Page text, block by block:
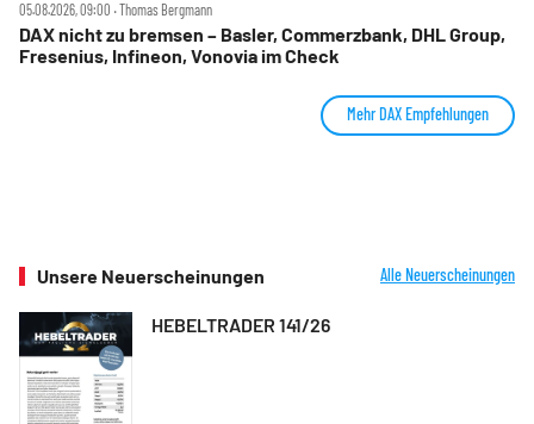
05.08.2026, 09:00 ‧ Thomas Bergmann
DAX nicht zu bremsen – Basler, Commerzbank, DHL Group,
Fresenius, Infineon, Vonovia im Check
Mehr DAX Empfehlungen
Unsere Neuerscheinungen Alle Neuerscheinungen
HEBELTRADER 141/26